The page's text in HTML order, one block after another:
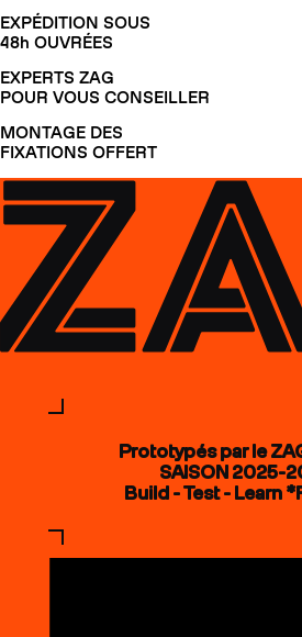
EXPÉDITION SOUS
48h OUVRÉES
EXPERTS ZAG
POUR VOUS CONSEILLER
MONTAGE DES
FIXATIONS OFFERT
Prototypés par le
SAISON 2025-
Build - Test - Learn